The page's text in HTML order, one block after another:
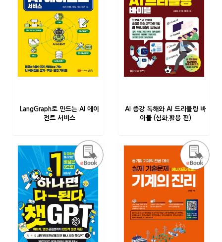
LangGraph로 만드는 AI 에이
전트 서비스
AI 증강 독해와 AI 드리블링 바
이블 (심화.활용 편)